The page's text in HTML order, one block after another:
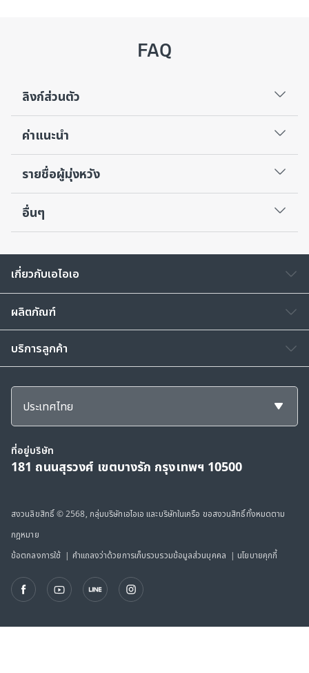
FAQ
ลิงก์ส่วนตัว
ค่าแนะนำ
รายชื่อผู้มุ่งหวัง
อื่นๆ
เกี่ยวกับเอไอเอ
ผลิตภัณฑ์
บริการลูกค้า
ประเทศไทย
ที่อยู่บริษัท
181 ถนนสุรวงศ์ เขตบางรัก กรุงเทพฯ 10500
สงวนลิขสิทธิ์ © 2568, กลุ่มบริษัทเอไอเอ และบริษัทในเครือ ขอสงวนสิทธิ์ทั้งหมดตาม
กฎหมาย
ข้อตกลงการใช้ | คำแถลงว่าด้วยการเก็บรวบรวมข้อมูลส่วนบุคคล | นโยบายคุกกี้